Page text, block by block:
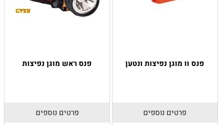
פנס וו מוגן נפיצות ונטען
פרטים נוספים
פנס ראש מוגן נפיצות
פרטים נוספים